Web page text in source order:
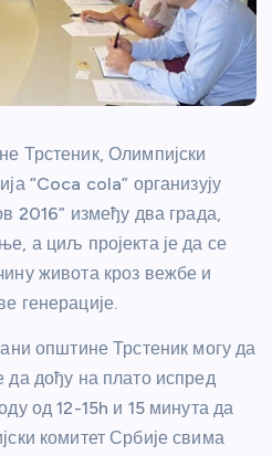
Трстеник, Олимпијски
“Coca cola” организују
2016” између два града,
а циљ пројекта је да се
живота кроз вежбе и
генерације.
општине Трстеник могу да
дођу на плато испред
од 12-15h и 15 минута да
комитет Србије свима